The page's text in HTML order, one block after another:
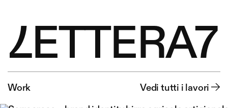
LETTERA7
Work Vedi tutti i lavori